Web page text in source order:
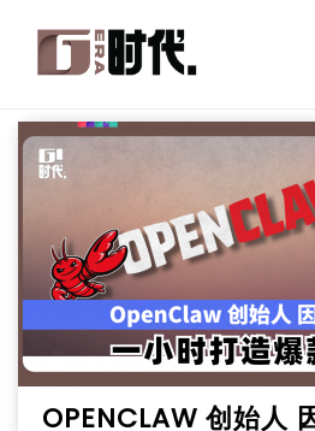
OPENCLAW 创始人